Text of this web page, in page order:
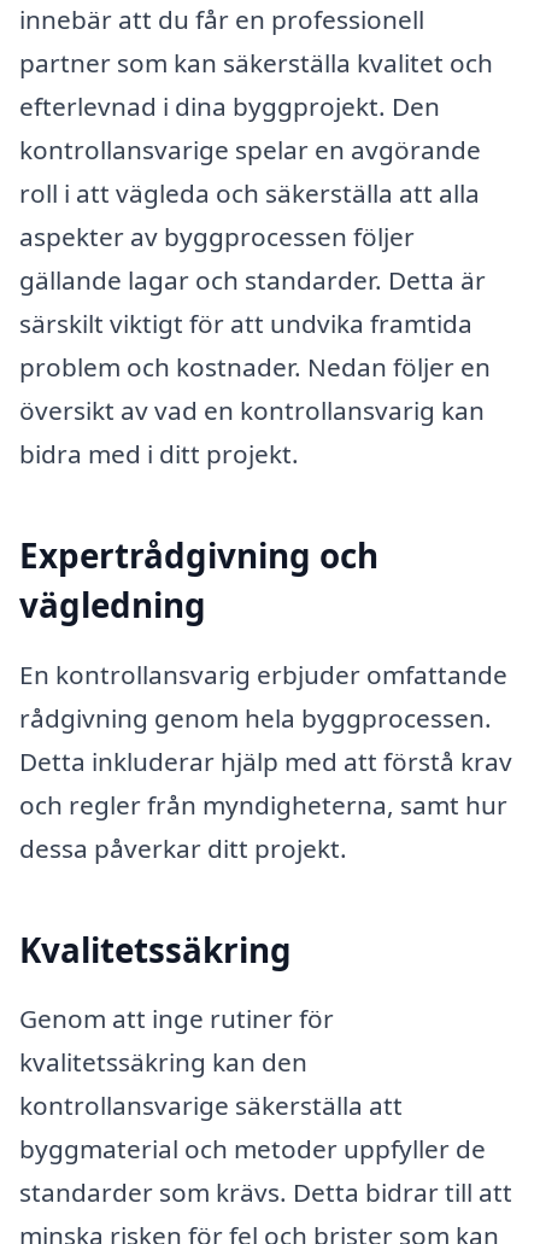
innebär att du får en professionell
partner som kan säkerställa kvalitet och
efterlevnad i dina byggprojekt. Den
kontrollansvarige spelar en avgörande
roll i att vägleda och säkerställa att alla
aspekter av byggprocessen följer
gällande lagar och standarder. Detta är
särskilt viktigt för att undvika framtida
problem och kostnader. Nedan följer en
översikt av vad en kontrollansvarig kan
bidra med i ditt projekt.
Expertrådgivning och
vägledning
En kontrollansvarig erbjuder omfattande
rådgivning genom hela byggprocessen.
Detta inkluderar hjälp med att förstå krav
och regler från myndigheterna, samt hur
dessa påverkar ditt projekt.
Kvalitetssäkring
Genom att inge rutiner för
kvalitetssäkring kan den
kontrollansvarige säkerställa att
byggmaterial och metoder uppfyller de
standarder som krävs. Detta bidrar till att
minska risken för fel och brister som kan